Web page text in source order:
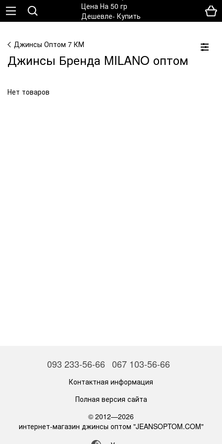
Джинсы Оптом 7 КМ
Джинсы Бренда MILANO оптом
Нет товаров
093 233-56-66 067 103-56-66
Контактная информация
Полная версия сайта
© 2012—2026
интернет-магазин джинсы оптом "JEANSOPTOM.COM"